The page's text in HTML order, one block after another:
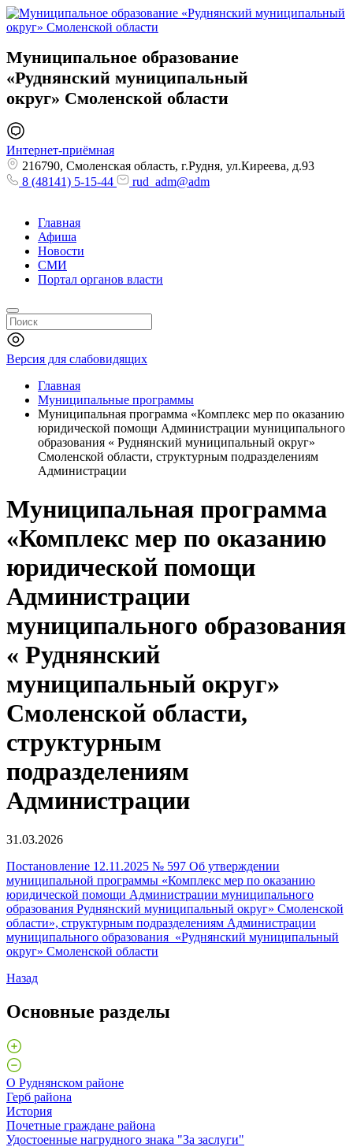
Муниципальное образование
«Руднянский муниципальный
округ» Смоленской области
Интернет-приёмная
216790, Смоленская область, г.Рудня, ул.Киреева, д.93
8 (48141) 5-15-44
rud_adm@adm
Главная
Афиша
Новости
СМИ
Портал органов власти
Версия для слабовидящих
Главная
Муниципальные программы
Муниципальная программа «Комплекс мер по оказанию
юридической помощи Администрации муниципального
образования « Руднянский муниципальный округ»
Смоленской области, структурным подразделениям
Администрации
Муниципальная программа
«Комплекс мер по оказанию
юридической помощи
Администрации
муниципального образования
« Руднянский
муниципальный округ»
Смоленской области,
структурным
подразделениям
Администрации
31.03.2026
Постановление 12.11.2025 № 597 Об утверждении
муниципальной программы «Комплекс мер по оказанию
юридической помощи Администрации муниципального
образования Руднянский муниципальный округ» Смоленской
области», структурным подразделениям Администрации
муниципального образования «Руднянский муниципальный
округ» Смоленской области
Назад
Основные разделы
О Руднянском районе
Герб района
История
Почетные граждане района
Удостоенные нагрудного знака "За заслуги"